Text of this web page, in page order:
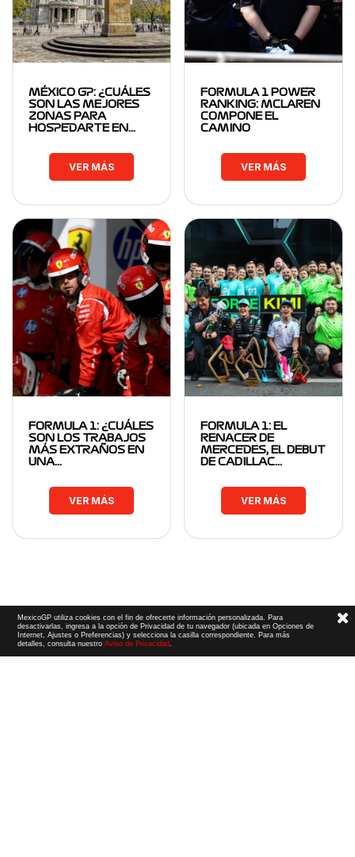
MÉXICO GP: ¿CUÁLES
SON LAS MEJORES
ZONAS PARA
HOSPEDARTE EN…
VER MÁS
FORMULA 1 POWER
RANKING: MCLAREN
COMPONE EL
CAMINO
VER MÁS
FORMULA 1: ¿CUÁLES
SON LOS TRABAJOS
MÁS EXTRAÑOS EN
UNA…
VER MÁS
FORMULA 1: EL
RENACER DE
MERCEDES, EL DEBUT
DE CADILLAC…
VER MÁS
MexicoGP utiliza cookies con el fin de ofrecerte información personalizada. Para
desactivarlas, ingresa a la opción de Privacidad de tu navegador (ubicada en Opciones de
Internet, Ajustes o Preferencias) y selecciona la casilla correspondiente. Para más
detalles, consulta nuestroAviso de Privacidad.